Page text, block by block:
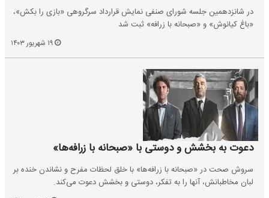
در شانزدهمین جلسه شورای صنفی نمایش قرارداد سرگروهی «بازی را بکش»،
«باغ کیانوش» و «صبحانه با زرافه» ثبت شد
دعوت به بخشش و دوستی با «صبحانه با زرافه‌ها»
سروش صحت در «صبحانه با زرافه‌ها» با خلق لحظات مفرح و نشاندن خنده بر
لبان مخاطبانش، آنها را به تفکر، دوستی و بخشش دعوت می‌کند.